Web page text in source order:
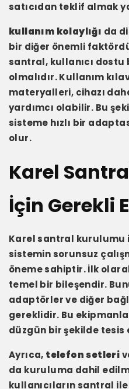
satıcıdan teklif almak
kullanım kolaylığı da
bir diğer önemli
santral, kullanıcı dostu
olmalıdır. Kullanım
materyalleri, cihazı
yardımcı olabilir. Bu
sisteme hızlı bir
olur.
Karel
İçin Gerekli
Karel santral kurulumu
sistemin sorunsuz
öneme sahiptir. İlk
temel bir bileşendir.
adaptörler ve diğer
gereklidir. Bu
düzgün bir şekilde
Ayrıca, telefon setleri
da kuruluma dahil
kullanıcıların santral